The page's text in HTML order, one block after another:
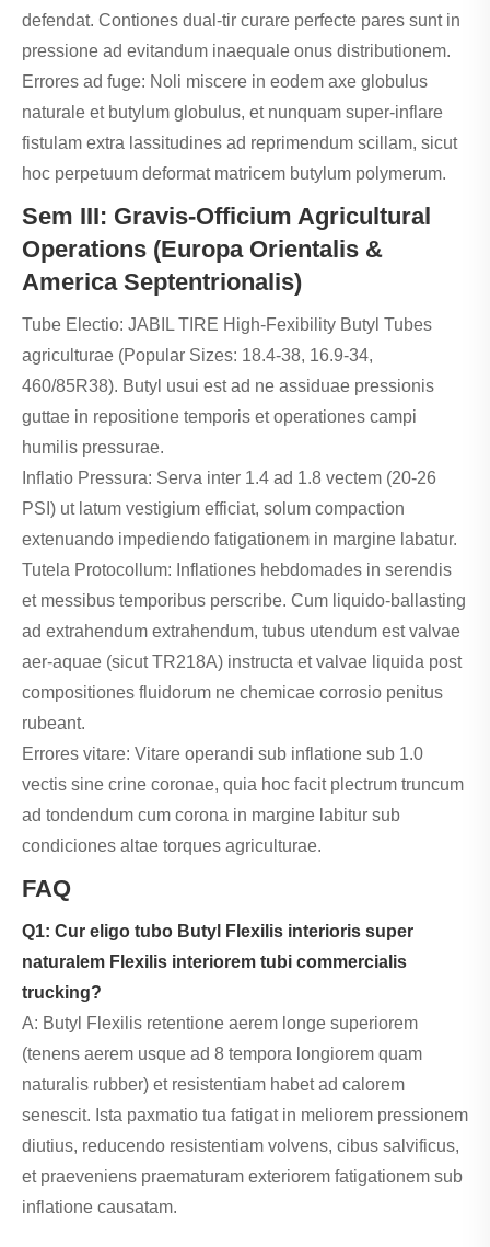
defendat. Contiones dual-tir curare perfecte pares sunt in
pressione ad evitandum inaequale onus distributionem.
Errores ad fuge: Noli miscere in eodem axe globulus
naturale et butylum globulus, et nunquam super-inflare
fistulam extra lassitudines ad reprimendum scillam, sicut
hoc perpetuum deformat matricem butylum polymerum.
Sem III: Gravis-Officium Agricultural
Operations (Europa Orientalis &
America Septentrionalis)
Tube Electio: JABIL TIRE High-Fexibility Butyl Tubes
agriculturae (Popular Sizes: 18.4-38, 16.9-34,
460/85R38). Butyl usui est ad ne assiduae pressionis
guttae in repositione temporis et operationes campi
humilis pressurae.
Inflatio Pressura: Serva inter 1.4 ad 1.8 vectem (20-26
PSI) ut latum vestigium efficiat, solum compaction
extenuando impediendo fatigationem in margine labatur.
Tutela Protocollum: Inflationes hebdomades in serendis
et messibus temporibus perscribe. Cum liquido-ballasting
ad extrahendum extrahendum, tubus utendum est valvae
aer-aquae (sicut TR218A) instructa et valvae liquida post
compositiones fluidorum ne chemicae corrosio penitus
rubeant.
Errores vitare: Vitare operandi sub inflatione sub 1.0
vectis sine crine coronae, quia hoc facit plectrum truncum
ad tondendum cum corona in margine labitur sub
condiciones altae torques agriculturae.
FAQ
Q1: Cur eligo tubo Butyl Flexilis interioris super
naturalem Flexilis interiorem tubi commercialis
trucking?
A: Butyl Flexilis retentione aerem longe superiorem
(tenens aerem usque ad 8 tempora longiorem quam
naturalis rubber) et resistentiam habet ad calorem
senescit. Ista paxmatio tua fatigat in meliorem pressionem
diutius, reducendo resistentiam volvens, cibus salvificus,
et praeveniens praematuram exteriorem fatigationem sub
inflatione causatam.